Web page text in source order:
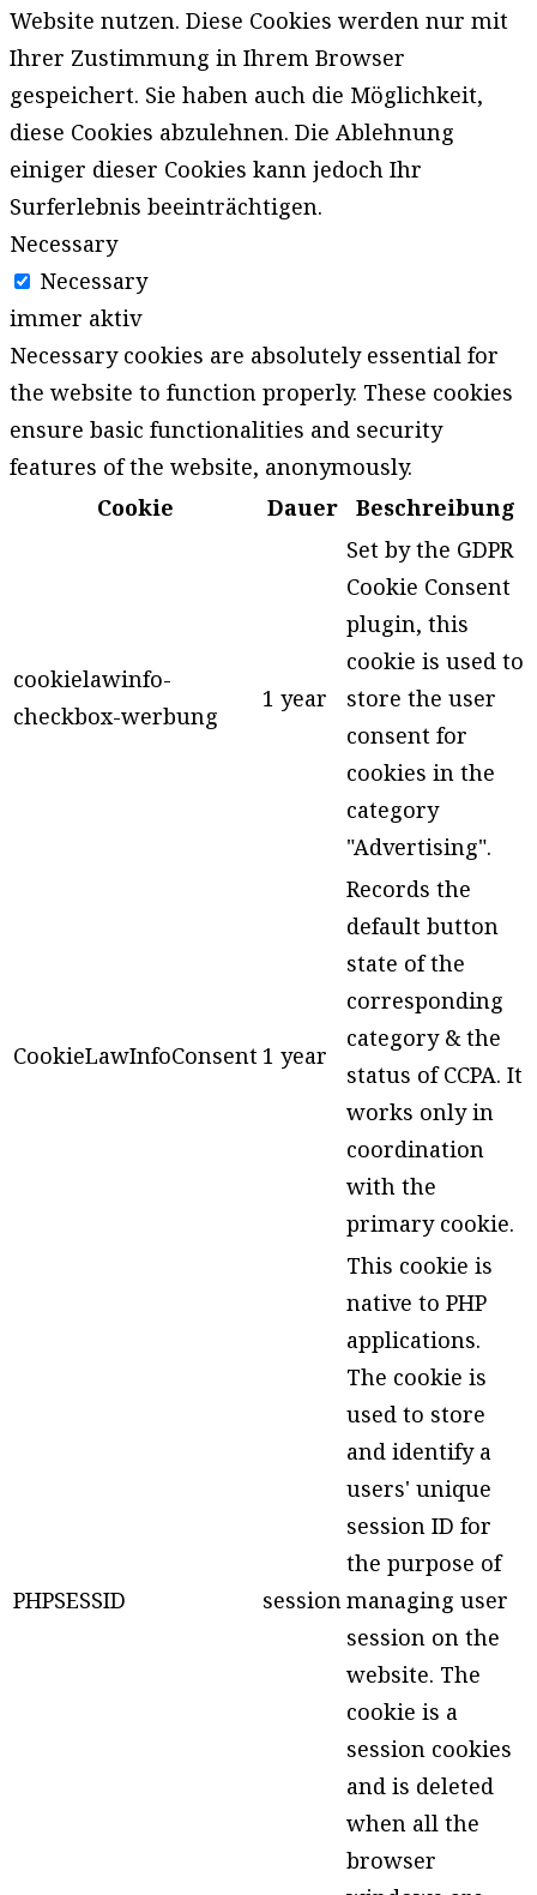
Website nutzen. Diese Cookies werden nur mit
Ihrer Zustimmung in Ihrem Browser
gespeichert. Sie haben auch die Möglichkeit,
diese Cookies abzulehnen. Die Ablehnung
einiger dieser Cookies kann jedoch Ihr
Surferlebnis beeinträchtigen.
Necessary
Necessary
immer aktiv
Necessary cookies are absolutely essential for
the website to function properly. These cookies
ensure basic functionalities and security
features of the website, anonymously.
Cookie
Dauer Beschreibung
cookielawinfo-
checkbox-werbung
1 year
Set by the GDPR
Cookie Consent
plugin, this
cookie is used to
store the user
consent for
cookies in the
category
"Advertising".
CookieLawInfoConsent 1 year
Records the
default button
state of the
corresponding
category & the
status of CCPA. It
works only in
coordination
with the
primary cookie.
PHPSESSID session
This cookie is
native to PHP
applications.
The cookie is
used to store
and identify a
users' unique
session ID for
the purpose of
managing user
session on the
website. The
cookie is a
session cookies
and is deleted
when all the
browser